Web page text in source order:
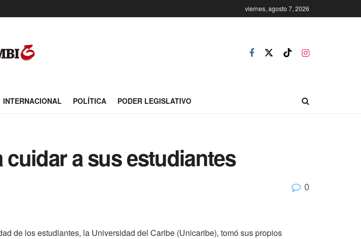
viernes, agosto 7, 2026
INTERNACIONAL POLÍTICA PODER LEGISLATIVO
a sus estudiantes
0
de los estudiantes, la Universidad del Caribe (Unicaribe), tomó sus propios